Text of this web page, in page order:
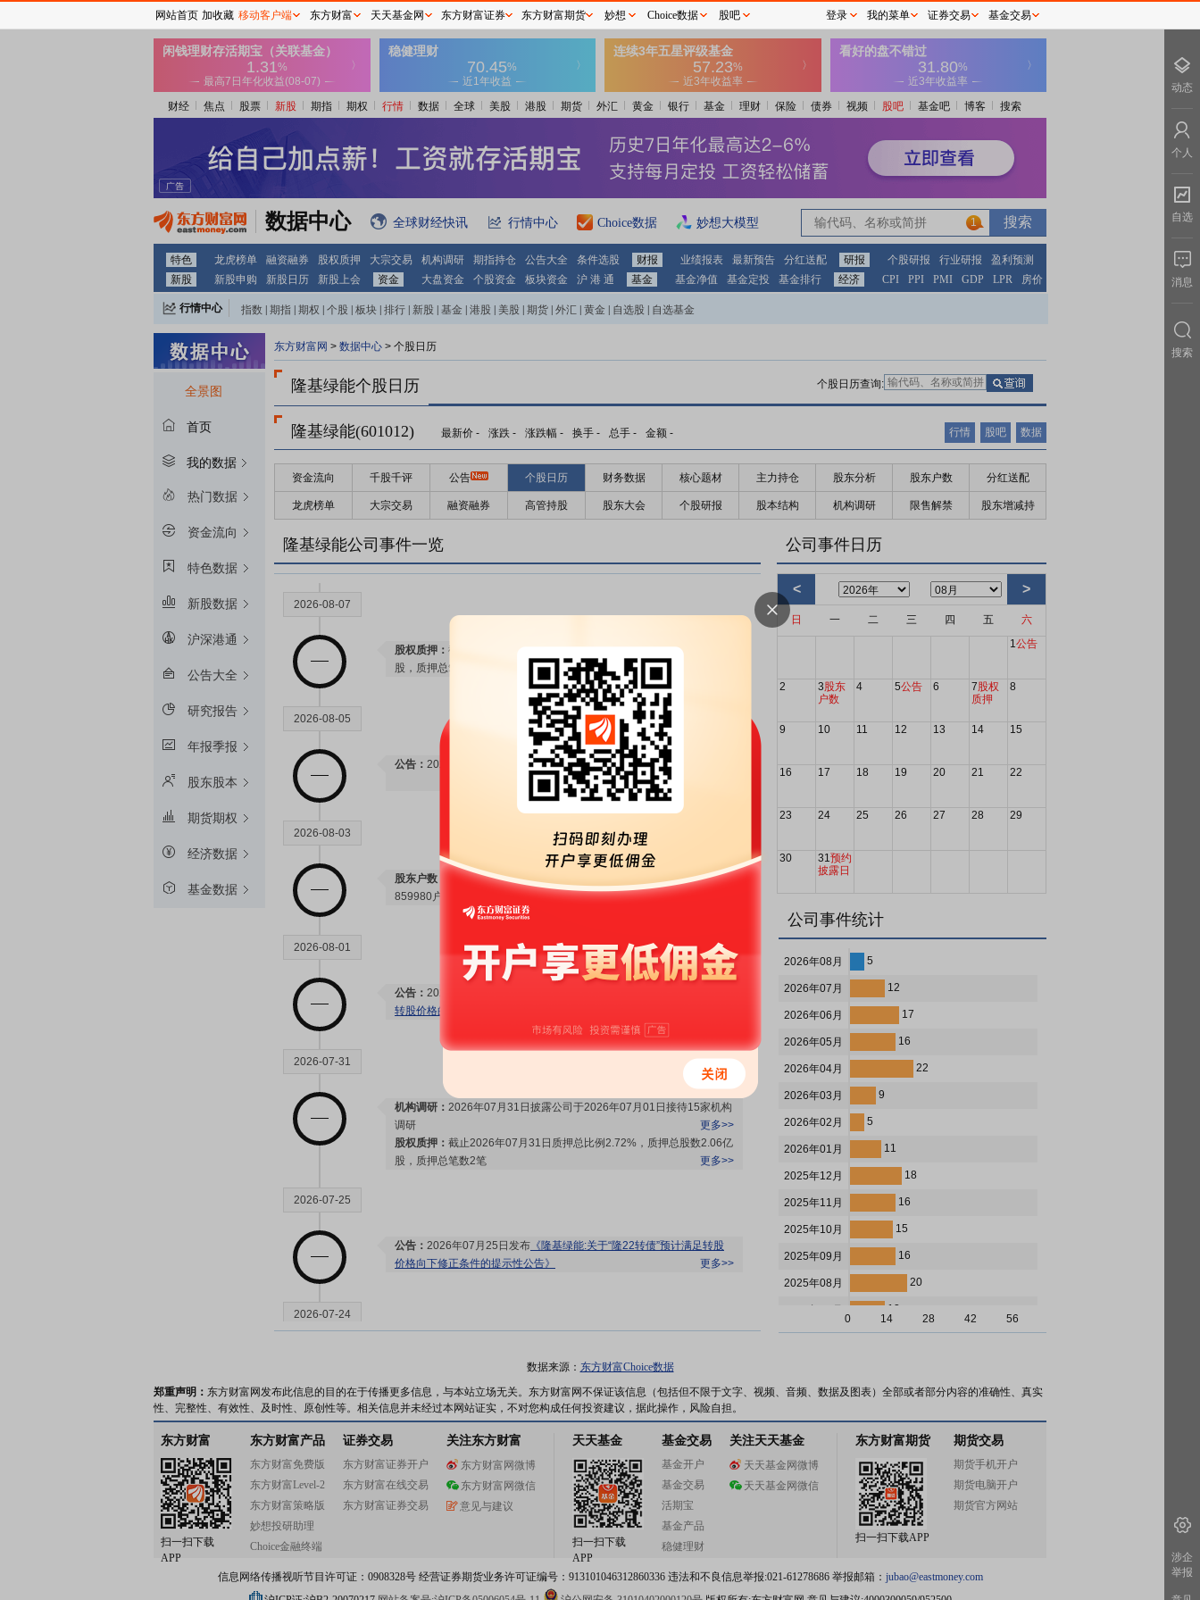
财经 焦点 股票 新股 期指 期权 行情 数据 全球 美股 港股 期货 外汇 黄金 银行 基金 理财 保险 债券 视频 股吧 基金吧 博客 搜索
数据中心 全球财经快讯 行情中心 Choice数据 妙想大模型 1
特色 龙虎榜单 融资融券 股权质押 大宗交易 机构调研 期指持仓 公告大全 条件选股 财报 业绩报表 最新预告 分红送配 研报 个股研报 行业研报
盈利预测
新股
新股申购 新股日历 新股上会 资金 大盘资金 个股资金 板块资金 沪 港 通 基金 基金净值 基金定投 基金排行 经济 CPI PPI PMI GDP LPR 房价
行情中心 指数 期指 期权 个股 板块 排行 新股 基金 港股 美股 期货 外汇 黄金 自选股 自选基金
全景图
首页
我的数据
热门数据
资金流向
特色数据
新股数据
沪深港通
公告大全
研究报告
年报季报
股东股本
期货期权
经济数据
基金数据
东方财富网 > 数据中心 > 个股日历
隆基绿能个股日历 个股日历查询:
隆基绿能(601012) 最新价 - 涨跌 - 涨跌幅 - 换手 - 总手 - 金额 - 行情 股吧 数据
资金流向 千股千评 公告 个股日历 财务数据 核心题材 主力持仓 股东分析 股东户数 分红送配
龙虎榜单 大宗交易 融资融券 高管持股 股东大会 个股研报 股本结构 机构调研 限售解禁 股东增减持
隆基绿能公司事件一览
2026-08-31
预约披露日：
2026-08-07
股权质押： 截止2026年08月07日质押总比例2.72%，质押总股数2.06亿
股，质押总笔数2笔
2026-08-05
公告： 2026年08月05日发布《隆基绿能:关于提供担保的进展公告》
2026-08-03
股东户数：
2026年08月03日公布截止2026年07月31日股东户数
859980户，比上期减少42031户
2026-08-01
公告： 2026年08月01日发布
转股价格的公告》
2026-07-31
机构调研： 2026年07月31日披露公司于2026年07月01日接待15家机构
调研
更多>>
股权质押： 截止2026年07月31日质押总比例2.72%，质押总股数2.06亿
股，质押总笔数2笔
更多>>
2026-07-25
公告： 2026年07月25日发布 《隆基绿能:关于“隆22转债”预计满足转股
价格向下修正条件的提示性公告》
更多>>
2026-07-24
截止2026年07月24日质押总比例2.72%，质押总股数2.06亿
截止2026年07月17日质押总比例2.72%，质押总股数2.06亿
股，质押总笔数2笔
更多>>
2026-07-15
《隆基绿能:2026年半年度业绩预告》
公司事件日历
< >
日 一 二 三 四 五
六
1公告
2 3股东
户数
4 5公告 6 7股权
质押
8
9 10 11 12 13 14 15
16 17 18 19 20 21 22
23 24 25 26 27 28 29
30 31预约
披露日
公司事件统计
2026年08月 5
2026年07月 12
2026年06月 17
2026年05月 16
2026年04月 22
2026年03月 9
2026年02月 5
2026年01月 11
2025年12月 18
2025年11月 16
2025年10月 15
2025年09月 16
2025年08月 20
12
2025年06月 12
2025年04月 25
2025年02月 8
2025年01月 10
14
13
2024年09月 15
0 14 28 42 56
数据来源： 东方财富Choice数据
郑重声明： 东方财富网发布此信息的目的在于传播更多信息，与本站立场无关。东方财富网不保证该信息（包括但不限于文字、视频、音频、数据及图表）全部或者部分内容的准确性、真实
性、完整性、有效性、及时性、原创性等。相关信息并未经过本网站证实，不对您构成任何投资建议，据此操作，风险自担。
东方财富
扫一扫下载
APP
东方财富产品
东方财富免费版
东方财富Level-2
东方财富策略版
妙想投研助理
Choice金融终端
证券交易
东方财富证券开户
东方财富在线交易
东方财富证券交易
关注东方财富
东方财富网微博
东方财富网微信
意见与建议
天天基金
扫一扫下载
APP
基金交易
基金开户
基金交易
活期宝
基金产品
稳健理财
关注天天基金
天天基金网微博
天天基金网微信
东方财富期货
扫一扫下载APP
期货交易
期货手机开户
期货电脑开户
期货官方网站
信息网络传播视听节目许可证：0908328号 经营证券期货业务许可证编号：913101046312860336 违法和不良信息举报:021-61278686 举报邮箱： jubao@eastmoney.com
网站首页 加收藏 移动客户端 东方财富 天天基金网 东方财富证券 东方财富期货 妙想 Choice数据 股吧 登录 我的菜单 证券交易 基金交易
动态
个人
自选
消息
搜索
涉企
举报